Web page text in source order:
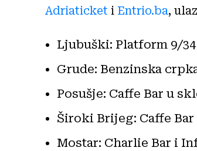
Adriaticket i Entrio.ba,
Ljubuški: Platform 9/
Grude: Benzinska
Posušje: Caffe Bar u
Široki Brijeg: Caffe Bar
Mostar: Charlie Bar i